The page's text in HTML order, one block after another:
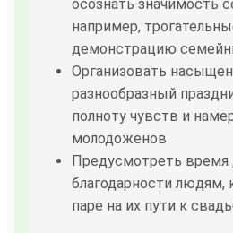
осознать значимость
например,
демонстрацию
Организовать
разнообразный
полноту чувств и
молодоженов
Предусмотреть
благодарности людям,
паре на их пути к